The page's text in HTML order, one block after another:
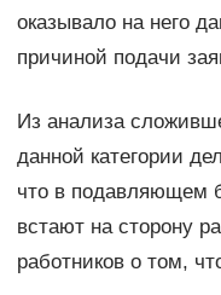
оказывало на него
причиной подачи
Из анализа
данной категории
что в подавляющем
встают на сторону
работников о том,